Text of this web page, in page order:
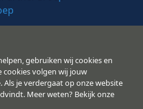
gebruiken wij cookies en
cookies volgen wij jouw
je verdergaat op onze website
Meer weten? Bekijk onze